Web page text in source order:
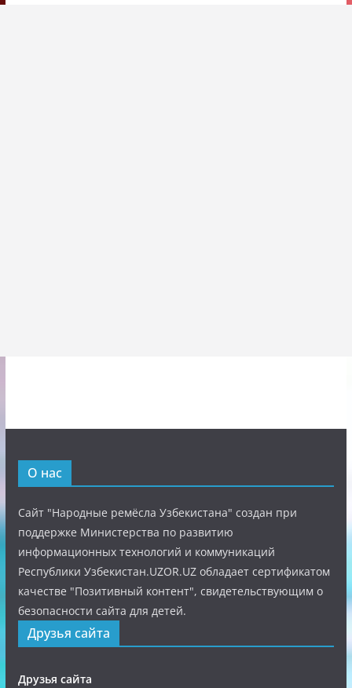
О нас
Сайт "Народные ремёсла Узбекистана" создан при
поддержке Министерства по развитию
информационных технологий и коммуникаций
Республики Узбекистан.UZOR.UZ обладает сертификатом
качестве "Позитивный контент", свидетельствующим о
безопасности сайта для детей.
Друзья сайта
Друзья сайта